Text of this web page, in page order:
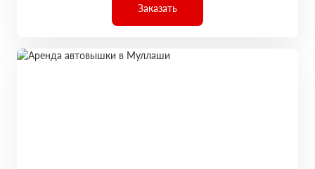
Заказать